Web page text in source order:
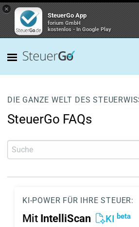
×
SteuerGo App
forium GmbH
kostenlos - In Google Play
DIE GANZE WELT DES
SteuerGo FAQs
KI-POWER FÜR IHRE STEUER:
Mit IntelliScan KI beta